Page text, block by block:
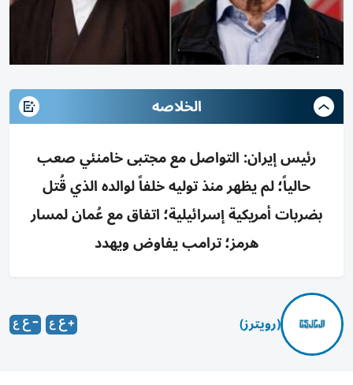
الخلاصه
رئيس إيران: التواصل مع مجتبى خامنئي صعب
حالياً؛ لم يظهر منذ توليه خلفاً لوالده الذي قُتل
بضربات أمريكية إسرائيلية؛ اتفاق مع عُمان لمسار
هرمز؛ ترامب يفاوض ويهدد
(رويترز)